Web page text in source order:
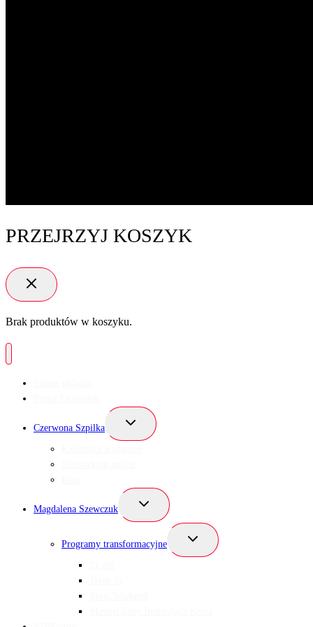
PRZEJRZYJ KOSZYK
Brak produktów w koszyku.
Czerwona Szpilka
Przełącz
podrzędne
Magdalena Szewczuk
Przełącz
podrzędne
Programy transformacyjne
Przełącz
podrzędne